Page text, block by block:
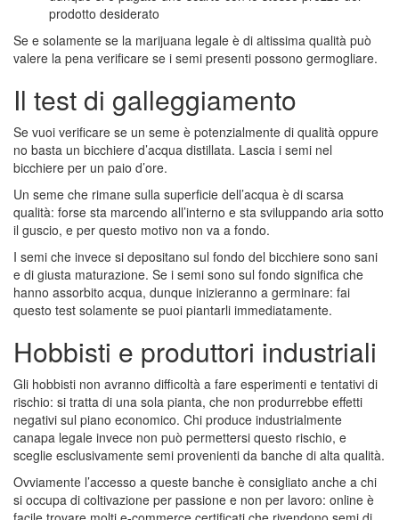
prodotto desiderato
Se e solamente se la marijuana legale è di altissima qualità può
valere la pena verificare se i semi presenti possono germogliare.
Il test di galleggiamento
Se vuoi verificare se un seme è potenzialmente di qualità oppure
no basta un bicchiere d’acqua distillata. Lascia i semi nel
bicchiere per un paio d’ore.
Un seme che rimane sulla superficie dell’acqua è di scarsa
qualità: forse sta marcendo all’interno e sta sviluppando aria sotto
il guscio, e per questo motivo non va a fondo.
I semi che invece si depositano sul fondo del bicchiere sono sani
e di giusta maturazione. Se i semi sono sul fondo significa che
hanno assorbito acqua, dunque inizieranno a germinare: fai
questo test solamente se puoi piantarli immediatamente.
Hobbisti e produttori industriali
Gli hobbisti non avranno difficoltà a fare esperimenti e tentativi di
rischio: si tratta di una sola pianta, che non produrrebbe effetti
negativi sul piano economico. Chi produce industrialmente
canapa legale invece non può permettersi questo rischio, e
sceglie esclusivamente semi provenienti da banche di alta qualità.
Ovviamente l’accesso a queste banche è consigliato anche a chi
si occupa di coltivazione per passione e non per lavoro: online è